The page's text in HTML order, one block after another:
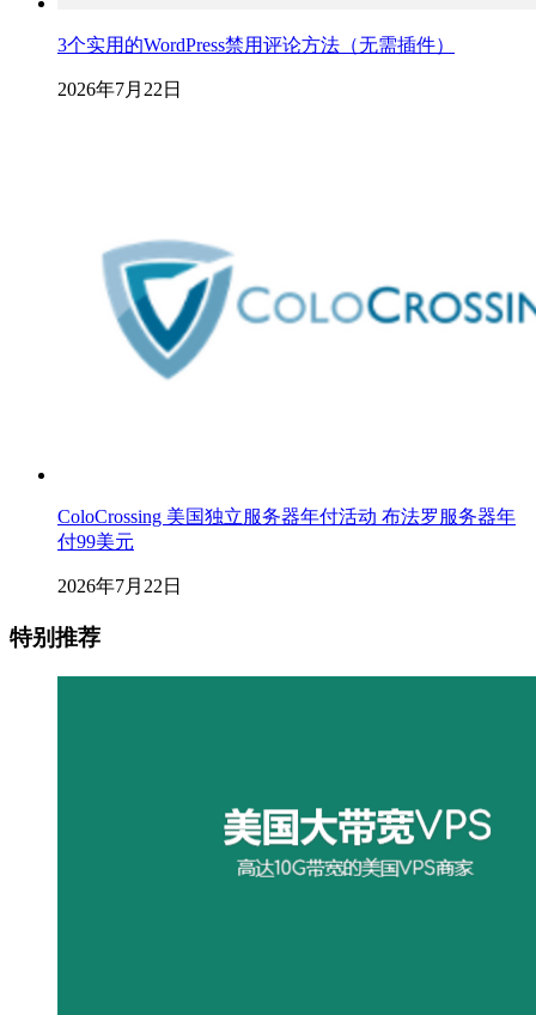
3个实用的WordPress禁用评论方法（无需插件）
2026年7月22日
ColoCrossing 美国独立服务器年付活动 布法罗服务器年
付99美元
2026年7月22日
特别推荐